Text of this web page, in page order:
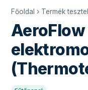
Főoldal › Termék